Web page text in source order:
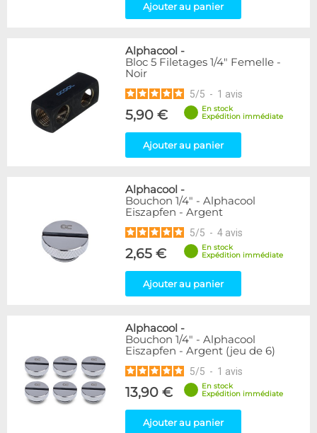
4
36
Couleur
Noir
236
Noir/Nickel
28
39
1
Raccord en Y
5
Forme
53
120
Mâle / Mâle
Filetage
153
1
Ajouter au panier
Alphacool -
Bloc 5 Filetages 1/4" Femelle -
Noir
5/5 - 1 avis
5,90 €
En stock
Expédition immédiate
Ajouter au panier
Alphacool -
Bouchon 1/4" - Alphacool
Eiszapfen - Argent
5/5 - 4 avis
2,65 €
En stock
Expédition immédiate
Ajouter au panier
Alphacool -
Bouchon 1/4" - Alphacool
Eiszapfen - Argent (jeu de 6)
5/5 - 1 avis
13,90 €
En stock
Expédition immédiate
Ajouter au panier